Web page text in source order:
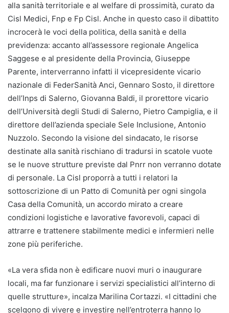
alla sanità territoriale e al welfare di prossimità, curato da
Cisl Medici, Fnp e Fp Cisl. Anche in questo caso il dibattito
incrocerà le voci della politica, della sanità e della
previdenza: accanto all’assessore regionale Angelica
Saggese e al presidente della Provincia, Giuseppe
Parente, interverranno infatti il vicepresidente vicario
nazionale di FederSanità Anci, Gennaro Sosto, il direttore
dell’Inps di Salerno, Giovanna Baldi, il prorettore vicario
dell’Università degli Studi di Salerno, Pietro Campiglia, e il
direttore dell’azienda speciale Sele Inclusione, Antonio
Nuzzolo. Secondo la visione del sindacato, le risorse
destinate alla sanità rischiano di tradursi in scatole vuote
se le nuove strutture previste dal Pnrr non verranno dotate
di personale. La Cisl proporrà a tutti i relatori la
sottoscrizione di un Patto di Comunità per ogni singola
Casa della Comunità, un accordo mirato a creare
condizioni logistiche e lavorative favorevoli, capaci di
attrarre e trattenere stabilmente medici e infermieri nelle
zone più periferiche.
«La vera sfida non è edificare nuovi muri o inaugurare
locali, ma far funzionare i servizi specialistici all’interno di
quelle strutture», incalza Marilina Cortazzi. «I cittadini che
scelgono di vivere e investire nell’entroterra hanno lo